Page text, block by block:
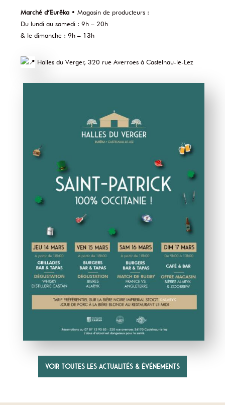
Marché d’Eurêka• Magasin de producteurs :
Du lundi au samedi : 9h – 20h
& le dimanche : 9h – 13h
Halles du Verger, 320 rue Averroes à Castelnau-le-Lez
Voir toutes les actualités & événements